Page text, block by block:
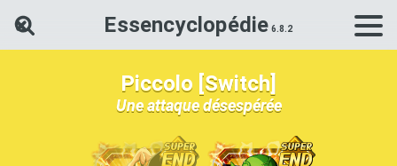
Essencyclopédie
Rechercher une carte Dokkan
Piccolo [Switch]
Une attaque désespérée